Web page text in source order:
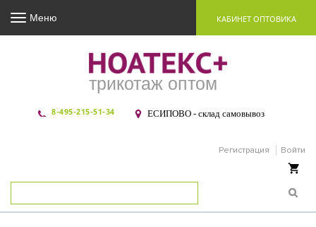
трикотаж оптом
8-495-215-51-34 ЕСИПОВО - склад самовывоз
Регистрация Войти
Меню КАБИНЕТ ОПТОВИКА